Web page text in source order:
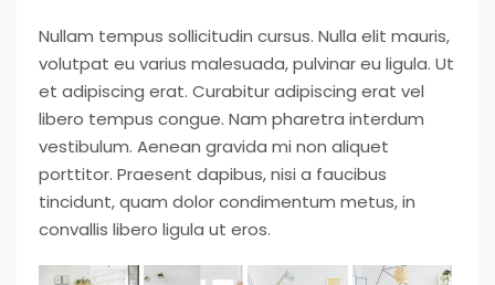
Nullam tempus sollicitudin cursus. Nulla elit mauris,
volutpat eu varius malesuada, pulvinar eu ligula. Ut
et adipiscing erat. Curabitur adipiscing erat vel
libero tempus congue. Nam pharetra interdum
vestibulum. Aenean gravida mi non aliquet
porttitor. Praesent dapibus, nisi a faucibus
tincidunt, quam dolor condimentum metus, in
convallis libero ligula ut eros.